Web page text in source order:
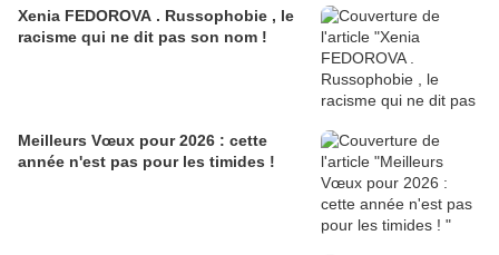
Xenia FEDOROVA . Russophobie , le
racisme qui ne dit pas son nom !
Meilleurs Vœux pour 2026 : cette
année n'est pas pour les timides !